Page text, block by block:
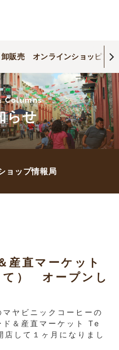
卸販売 オンラインショッピング
Columns
らせ
ョップ情報局
産直マーケット
） オープンし
ヤビニックコーヒーの
＆産直マーケット Te
して１ヶ月になりまし